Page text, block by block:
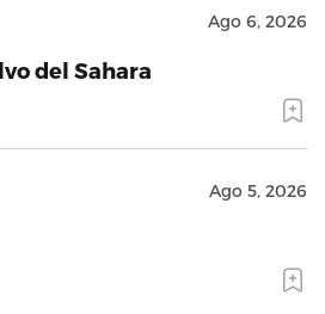
Ago 6, 2026
del Sahara
Ago 5, 2026